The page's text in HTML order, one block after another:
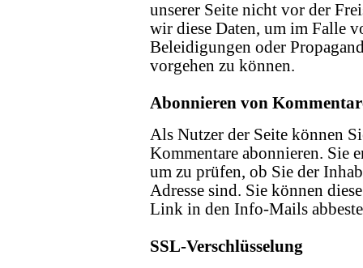
unserer Seite nicht vor der
wir diese Daten, um im Falle
Beleidigungen oder
vorgehen zu können.
Abonnieren von
Als Nutzer der Seite können
Kommentare abonnieren. Sie
um zu prüfen, ob Sie der
Adresse sind. Sie können
Link in den Info-Mails
SSL-Verschlüsselung